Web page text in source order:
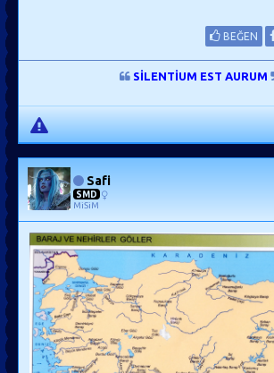
BEĞEN
SİLENTİUM EST AURUM
Safi
SMD
MiSiM